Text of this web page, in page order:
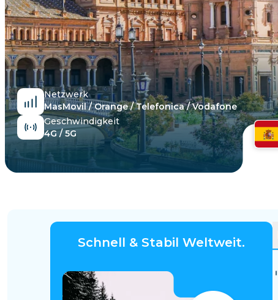
Netzwerk
MasMovil / Orange / Telefonica / Vodafone
Geschwindigkeit
4G / 5G
Schnell & Stabil Weltweit.